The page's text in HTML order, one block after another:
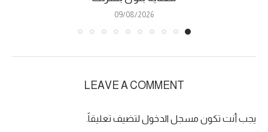
09/08/2026
LEAVE A COMMENT
يجب أنت تكون مسجل الدخول لتضيف تعليقاً.